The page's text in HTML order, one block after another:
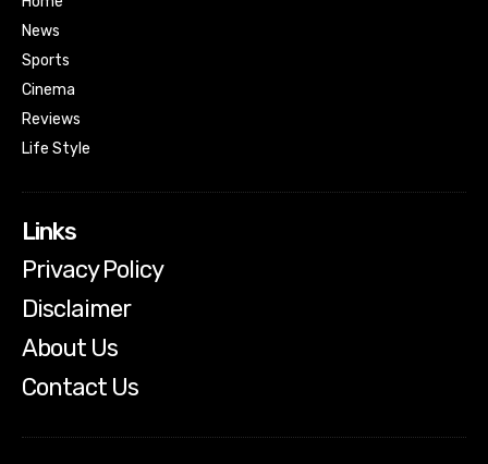
News
Sports
Cinema
Reviews
Life Style
Links
Privacy Policy
Disclaimer
About Us
Contact Us